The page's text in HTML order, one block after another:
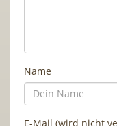
Name
E-Mail (wird nicht